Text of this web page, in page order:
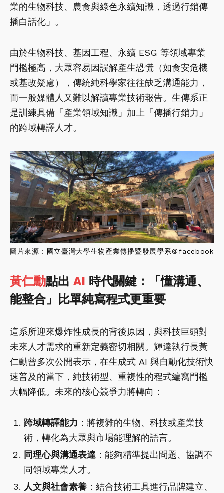
業的生物科技、農食與綠色永續知識，透過行銷傳
播白話化」。
由於生物科技、基因工程、永續 ESG 等領域專業
門檻極高，大眾容易因誤解產生恐慌（如食安危機
或基改疑慮），傳統純科學家往往缺乏溝通能力，
而一般媒體人又難以解讀專業技術報告。生傳系正
是訓練具備「產業領域知識」加上「傳播行銷力」
的跨域轉譯人才。
圖片來源： 國立臺灣大學生物產業傳播暨發展學系＠facebook
黃仁勳點出 AI 時代關鍵：「懂溝通、
能整合」比單純寫程式更重要
這系所迎來爆炸性成長的背後原因，與科技巨頭對
未來人才需求的重新定義密切相關。輝達執行長黃
仁勳曾多次公開表示，在生成式 AI 與自動化技術快
速普及的當下，純技術型、重複性的程式編寫門檻
大幅降低。未來的核心競爭力將轉向：
跨域轉譯能力 ：將複雜的生物、科技或產業技
術，轉化為大眾與市場能理解的語言。
同理心與溝通表達 ：能夠精準提出問題、協調不
同領域專業人才。
人文與社會素養：結合技術工具進行品牌建立、